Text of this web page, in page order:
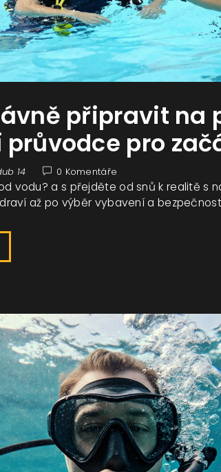
připravit na
průvodce pro
14 0 Komentáře
vodu? a s přejděte od snů k realitě s
až po výběr vybavení a